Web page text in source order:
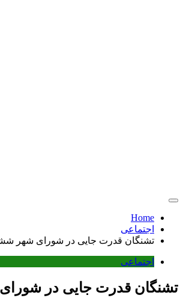
Home
اجتماعی
تشنگان قدرت جایی در شورای شهر
اجتماعی
تشنگان قدرت جایی در